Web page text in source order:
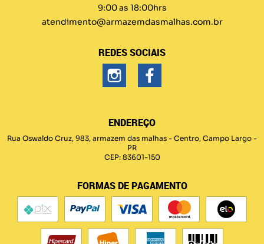
9:00 as 18:00hrs
atendimento@armazemdasmalhas.com.br
REDES SOCIAIS
ENDEREÇO
Rua Oswaldo Cruz, 983, armazem das malhas - Centro, Campo Largo -
PR
CEP: 83601-150
FORMAS DE PAGAMENTO